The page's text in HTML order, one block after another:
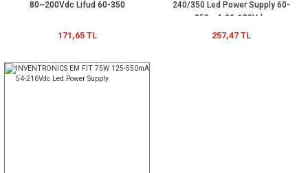
80~200Vdc Lifud 60-350
171,65 TL
240/350 Led Power Supply 60-
350mA 90-180Vdc
257,47 TL